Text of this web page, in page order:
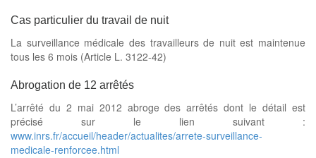
Cas particulier du travail de nuit
La surveillance médicale des travailleurs de nuit est maintenue
tous les 6 mois (Article L. 3122-42)
Abrogation de 12 arrêtés
L’arrêté du 2 mai 2012 abroge des arrêtés dont le détail est
précisé sur le lien suivant :
www.inrs.fr/accueil/header/actualites/arrete-surveillance-
medicale-renforcee.html